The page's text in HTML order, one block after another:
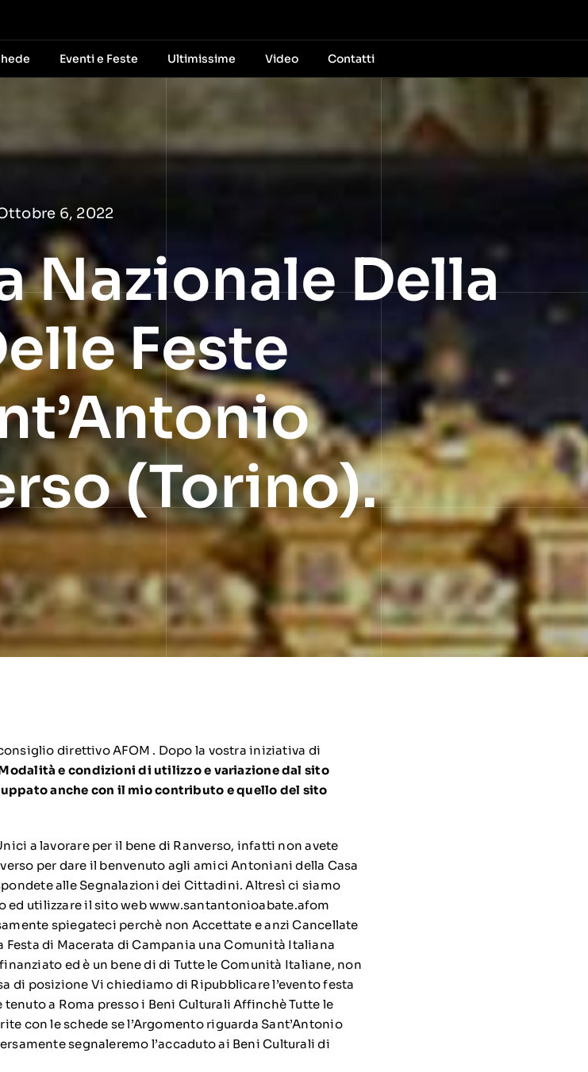
Eventi e Feste Ultimissime Video Contatti
6, 2022
Nazionale Della
Feste
(Torino).
direttivo AFOM . Dopo la vostra iniziativa di
e condizioni di utilizzo e variazione dal sito
anche con il mio contributo e quello del sito
a lavorare per il bene di Ranverso, infatti non avete
per dare il benvenuto agli amici Antoniani della Casa
alle Segnalazioni dei Cittadini. Altresì ci siamo
ed utilizzare il sito web www.santantonioabate.afom
spiegateci perchè non Accettate e anzi Cancellate
Festa di Macerata di Campania una Comunità Italiana
ed è un bene di di Tutte le Comunità Italiane, non
di posizione Vi chiediamo di Ripubblicare l’evento festa
a Roma presso i Beni Culturali Affinchè Tutte le
con le schede se l’Argomento riguarda Sant’Antonio
segnaleremo l’accaduto ai Beni Culturali di